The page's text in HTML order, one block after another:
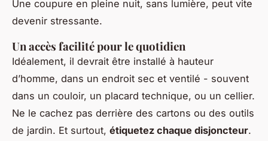
Une coupure en pleine nuit, sans lumière, peut vite
devenir stressante.
Un accès facilité pour le quotidien
Idéalement, il devrait être installé à hauteur
d’homme, dans un endroit sec et ventilé - souvent
dans un couloir, un placard technique, ou un cellier.
Ne le cachez pas derrière des cartons ou des outils
de jardin. Et surtout, étiquetez chaque disjoncteur.